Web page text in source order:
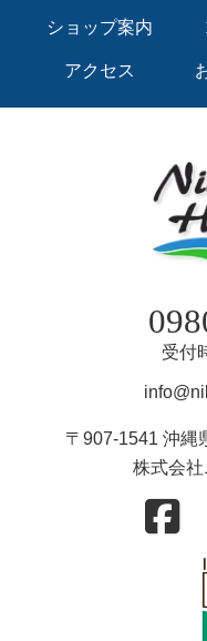
ショップ案内
アクセス
受付
〒907-1541 沖縄
株式会